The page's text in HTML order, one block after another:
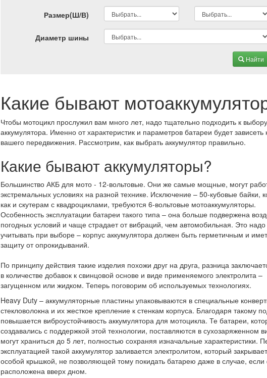
Размер(Ш/В)
Диаметр шины
Найти
Какие бывают
Чтобы мотоцикл прослужил вам много лет, надо тщательно подходить к
аккумулятора. Именно от характеристик и параметров батареи будет
вашего передвижения. Рассмотрим, как выбрать аккумулятор правильно.
Какие бывают аккумуляторы?
Большинство АКБ для мото - 12-вольтовые. Они же самые мощные, могут
экстремальных условиях на разной технике. Исключение – 50-кубовые байки,
как и скутерам с квадроциклами, требуются 6-вольтовые мотоаккумуляторы.
Особенность эксплуатации батареи такого типа – она больше подвержена
погодных условий и чаще страдает от вибраций, чем автомобильная. Это надо
учитывать при выборе – корпус аккумулятора должен быть герметичным и
защиту от опрокидываний.
По принципу действия такие изделия похожи друг на друга, разница
в количестве добавок к свинцовой основе и виде применяемого электролита –
загущенном или жидком. Теперь поговорим об используемых технологиях.
Heavy Duty – аккумуляторные пластины упаковываются в специальные
стекловолокна и их жесткое крепление к стенкам корпуса. Благодаря такому
повышается виброустойчивость аккумулятора для мотоцикла. Те батареи,
создавались с поддержкой этой технологии, поставляются в сухозаряженном
могут храниться до 5 лет, полностью сохраняя изначальные характеристики.
эксплуатацией такой аккумулятор заливается электролитом, который
особой крышкой, не позволяющей тому покидать батарею даже в случае, если
расположена вверх дном.